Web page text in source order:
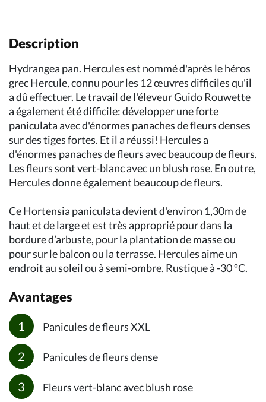
Description
Hydrangea pan. Hercules est nommé d'après le héros
grec Hercule, connu pour les 12 œuvres difficiles qu'il
a dû effectuer. Le travail de l'éleveur Guido Rouwette
a également été difficile: développer une forte
paniculata avec d'énormes panaches de fleurs denses
sur des tiges fortes. Et il a réussi! Hercules a
d'énormes panaches de fleurs avec beaucoup de fleurs.
Les fleurs sont vert-blanc avec un blush rose. En outre,
Hercules donne également beaucoup de fleurs.
Ce Hortensia paniculata devient d'environ 1,30m de
haut et de large et est très approprié pour dans la
bordure d’arbuste, pour la plantation de masse ou
pour sur le balcon ou la terrasse. Hercules aime un
endroit au soleil ou à semi-ombre. Rustique à -30 ºC.
Avantages
Panicules de fleurs XXL
Panicules de fleurs dense
Fleurs vert-blanc avec blush rose